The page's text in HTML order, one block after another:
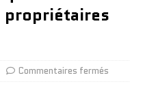
propriétaires
Commentaires fermés